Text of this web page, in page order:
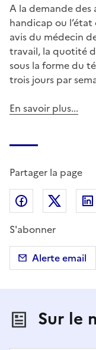
A la demande des
handicap ou
avis du médecin
travail, la quotité
sous la forme du
trois jours par
En savoir plus...
Partager la page
Partager sur
S'abonner
Alerte email
Sur le